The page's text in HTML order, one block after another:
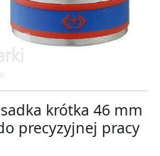
krótka 46 mm
precyzyjnej pracy